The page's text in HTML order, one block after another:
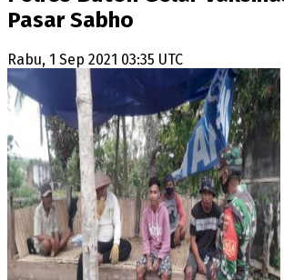
Pasar Sabho
Rabu, 1 Sep 2021 03:35 UTC